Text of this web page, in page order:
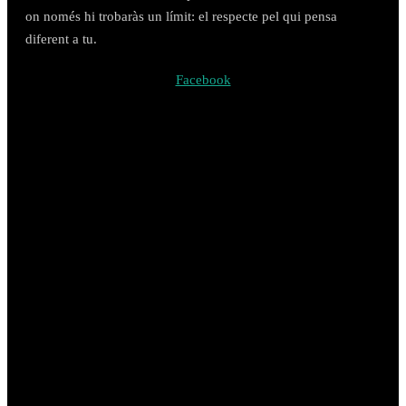
on només hi trobaràs un límit: el respecte pel qui pensa
diferent a tu.
Facebook